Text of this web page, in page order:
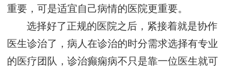
重要，可是适宜自己病情的医院更重要。
选择好了正规的医院之后，紧接着就是协作
医生诊治了，病人在诊治的时分需求选择有专业
的医疗团队，诊治癫痫病不只是靠一位医生就可